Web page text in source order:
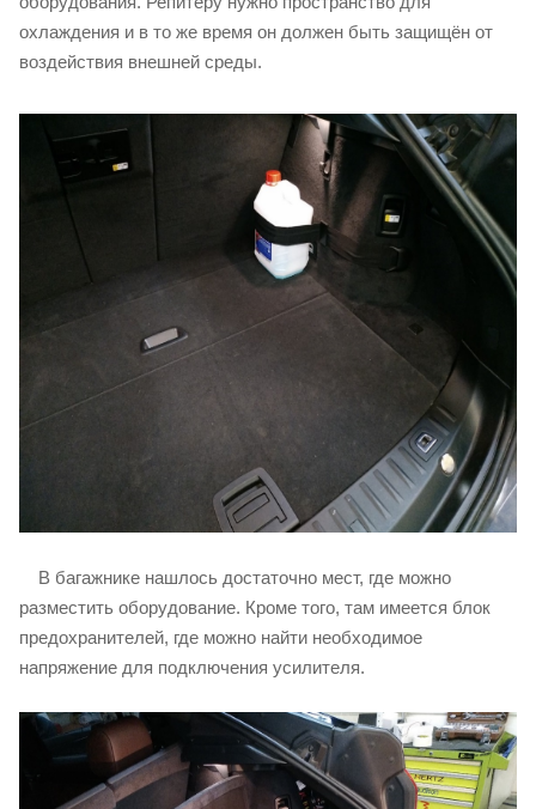
охлаждения и в то же время он должен быть защищён от
воздействия внешней среды.
В багажнике нашлось достаточно мест, где можно
разместить оборудование. Кроме того, там имеется блок
предохранителей, где можно найти необходимое
напряжение для подключения усилителя.